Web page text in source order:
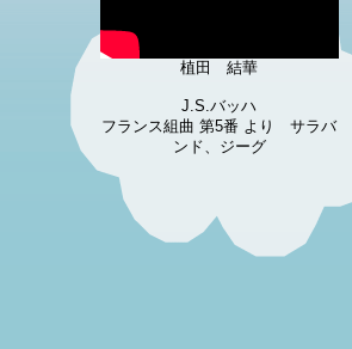
植田 結華
J.S.バッハ
フランス組曲 第5番 より サラバ
ンド、ジーグ